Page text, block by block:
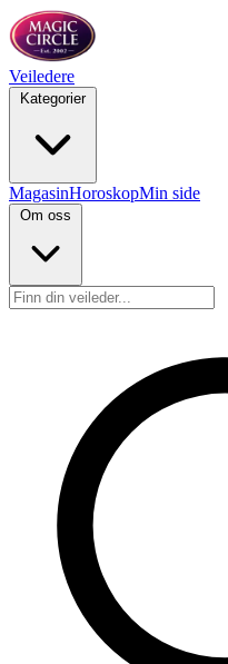
Veiledere
Kategorier
MagasinHoroskopMin side